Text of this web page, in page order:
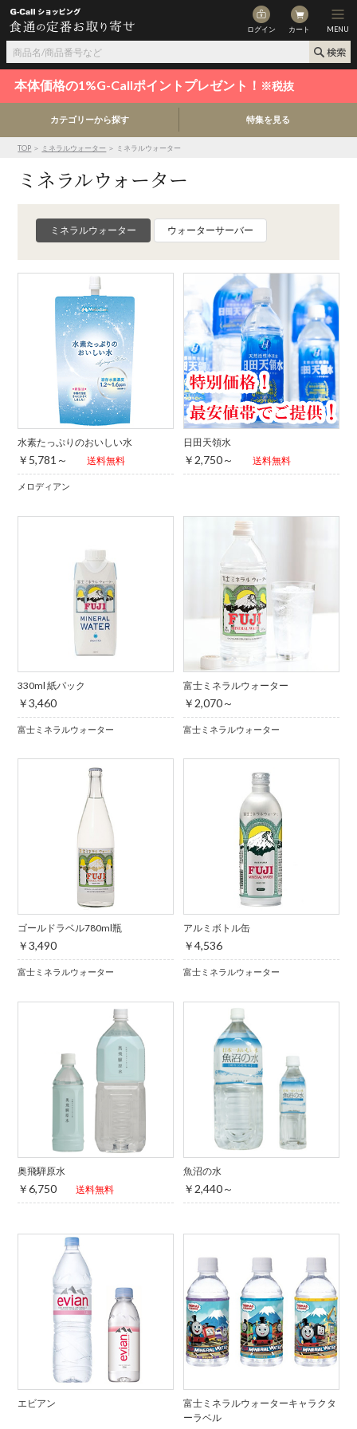
ログイン カート MENU
本体価格の1%G-Callポイントプレゼント！ ※税抜
カテゴリーから探す 特集を見る
TOP ＞ ミネラルウォーター ＞ ミネラルウォーター
ミネラルウォーター
ミネラルウォーター ウォーターサーバー
水素たっぷりのおいしい水
￥5,781～ 送料無料
メロディアン
日田天領水
￥2,750～ 送料無料
330ml 紙パック
￥3,460
富士ミネラルウォーター
富士ミネラルウォーター
￥2,070～
富士ミネラルウォーター
ゴールドラベル780ml瓶
￥3,490
富士ミネラルウォーター
アルミボトル缶
￥4,536
富士ミネラルウォーター
奥飛騨原水
￥6,750 送料無料
魚沼の水
￥2,440～
エビアン
富士ミネラルウォーターキャラクタ
ーラベル